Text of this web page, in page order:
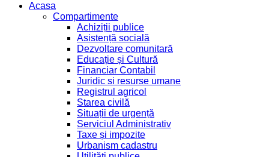
Acasa
Compartimente
Achiziții publice
Asistență socială
Dezvoltare comunitară
Educație și Cultură
Financiar Contabil
Juridic si resurse umane
Registrul agricol
Starea civilă
Situații de urgență
Serviciul Administrativ
Taxe și impozite
Urbanism cadastru